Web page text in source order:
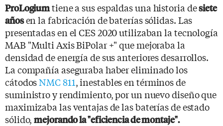
ProLogiumtiene a sus espaldas una historia desiete
añosen la fabricación de baterías sólidas. Las
presentadas en el CES 2020 utilizaban la tecnología
MAB "Multi Axis BiPolar +" que mejoraba la
densidad de energía de sus anteriores desarrollos.
La compañía aseguraba haber eliminado los
cátodosNMC 811, inestables en términos de
suministro y rendimiento, por un nuevo diseño que
maximizaba las ventajas de las baterías de estado
sólido,mejorando la "eficiencia de montaje".